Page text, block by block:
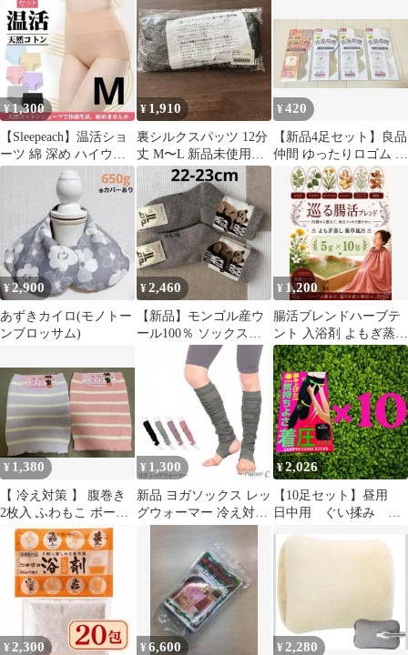
×20p
冷え対策
¥ 1,300
【Sleepeach】温活ショ
ーツ 綿 深め ハイウエ
スト 6枚組 綿95%
¥ 1,910
裏シルクスパッツ 12分
丈 M〜L 新品未使用未
開封品
¥420
【新品4足セット】良品
仲間 ゆったりロゴム レ
ース付きクルーソック
ス まとめ売り
¥2,900
あずきカイロ(モノトー
ンブロッサム)
¥2,460
【新品】モンゴル産ウ
ール100％ ソックス
22〜23cm 防寒 暖かい
¥ 1,200
腸活ブレンドハーブテ
ント 入浴剤 よもぎ蒸し
座浴5ｇ×10p
¥ 1,380
【 冷え対策 】 腹巻き
2枚入 ふわもこ ボーダ
ー スクワラン配合 レデ
ィース
¥ 1,300
新品 ヨガソックス レッ
グウォーマー 冷え対策
¥2,026
【10足セット】昼用
日中用 ぐい揉み 揉
ス ブラック
¥ 2,300 ¥6,600 ¥ 2,280